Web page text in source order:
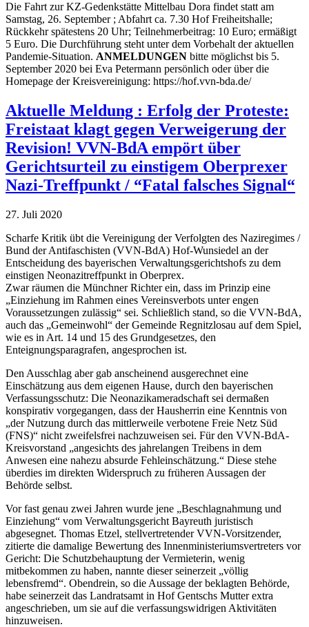
Die Fahrt zur KZ-Gedenkstätte Mittelbau Dora findet statt am
Samstag, 26. September ; Abfahrt ca. 7.30 Hof Freiheitshalle;
Rückkehr spätestens 20 Uhr; Teilnehmerbeitrag: 10 Euro; ermäßigt
5 Euro. Die Durchführung steht unter dem Vorbehalt der aktuellen
Pandemie-Situation. ANMELDUNGEN bitte möglichst bis 5.
September 2020 bei Eva Petermann persönlich oder über die
Homepage der Kreisvereinigung: https://hof.vvn-bda.de/
Aktuelle Meldung : Erfolg der Proteste:
Freistaat klagt gegen Verweigerung der
Revision! VVN-BdA empört über
Gerichtsurteil zu einstigem Oberprexer
Nazi-Treffpunkt / “Fatal falsches Signal“
27. Juli 2020
Scharfe Kritik übt die Vereinigung der Verfolgten des Naziregimes /
Bund der Antifaschisten (VVN-BdA) Hof-Wunsiedel an der
Entscheidung des bayerischen Verwaltungsgerichtshofs zu dem
einstigen Neonazitreffpunkt in Oberprex.
Zwar räumen die Münchner Richter ein, dass im Prinzip eine
„Einziehung im Rahmen eines Vereinsverbots unter engen
Voraussetzungen zulässig“ sei. Schließlich stand, so die VVN-BdA,
auch das „Gemeinwohl“ der Gemeinde Regnitzlosau auf dem Spiel,
wie es in Art. 14 und 15 des Grundgesetzes, den
Enteignungsparagrafen, angesprochen ist.
Den Ausschlag aber gab anscheinend ausgerechnet eine
Einschätzung aus dem eigenen Hause, durch den bayerischen
Verfassungsschutz: Die Neonazikameradschaft sei dermaßen
konspirativ vorgegangen, dass der Hausherrin eine Kenntnis von
„der Nutzung durch das mittlerweile verbotene Freie Netz Süd
(FNS)“ nicht zweifelsfrei nachzuweisen sei. Für den VVN-BdA-
Kreisvorstand „angesichts des jahrelangen Treibens in dem
Anwesen eine nahezu absurde Fehleinschätzung.“ Diese stehe
überdies im direkten Widerspruch zu früheren Aussagen der
Behörde selbst.
Vor fast genau zwei Jahren wurde jene „Beschlagnahmung und
Einziehung“ vom Verwaltungsgericht Bayreuth juristisch
abgesegnet. Thomas Etzel, stellvertretender VVN-Vorsitzender,
zitierte die damalige Bewertung des Innenministeriumsvertreters vor
Gericht: Die Schutzbehauptung der Vermieterin, wenig
mitbekommen zu haben, nannte dieser seinerzeit „völlig
lebensfremd“. Obendrein, so die Aussage der beklagten Behörde,
habe seinerzeit das Landratsamt in Hof Gentschs Mutter extra
angeschrieben, um sie auf die verfassungswidrigen Aktivitäten
hinzuweisen.